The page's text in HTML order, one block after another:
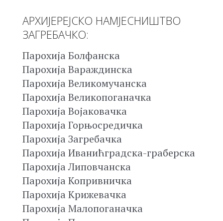
АРХИЈЕРЕЈСКО НАМЈЕСНИШТВО
ЗАГРЕБАЧКО:
Парохија Болфанска
Парохија Вараждинска
Парохија Великомучанска
Парохија Великопоганачка
Парохија Војаковачка
Парохија Горњосредичка
Парохија Загребачка
Парохија Иванићградска-граберска
Парохија Липовчанска
Парохија Копривничка
Парохија Крижевачка
Парохија Малопоганачка